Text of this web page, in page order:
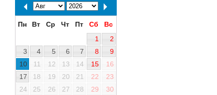
Пн Вт Ср Чт Пт Сб
Вс
1
2
3
4 5 6 7 8
9
10
11 12 13 14 15
16
17
18 19 20 21 22
23
24
25 26 27 28 29
30